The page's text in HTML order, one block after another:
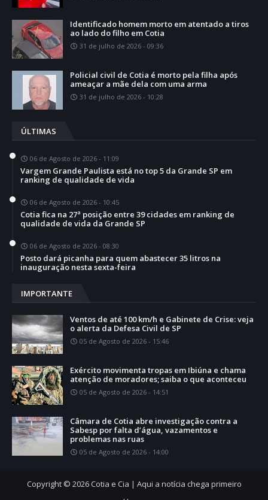
Identificado homem morto em atentado a tiros
ao lado do filho em Cotia
31 de julho de 2026 - 09:36
Policial civil de Cotia é morto pela filha após
ameaçar a mãe dela com uma arma
31 de julho de 2026 - 10:28
ÚLTIMAS
06 de Agosto de 2026 - 11:09
Vargem Grande Paulista está no top 5 da Grande SP em
ranking de qualidade de vida
06 de Agosto de 2026 - 10:45
Cotia fica na 27ª posição entre 39 cidades em ranking de
qualidade de vida da Grande SP
06 de Agosto de 2026 - 08:30
Posto dará picanha para quem abastecer 35 litros na
inauguração nesta sexta-feira
IMPORTANTE
Ventos de até 100 km/h e Gabinete de Crise: veja
o alerta da Defesa Civil de SP
05 de Agosto de 2026 - 15:46
Exército movimenta tropas em Ibiúna e chama
atenção de moradores; saiba o que aconteceu
05 de Agosto de 2026 - 14:51
Câmara de Cotia abre investigação contra a
Sabesp por falta d’água, vazamentos e
problemas nas ruas
05 de Agosto de 2026 - 14:00
Copyright © 2026Cotia e Cia | Aqui a notícia chega primeiro